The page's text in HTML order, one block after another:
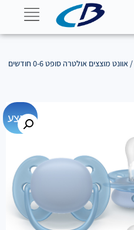
/ אוונט מוצצים אולטרה סופט 0-6 חודשים
מבצע